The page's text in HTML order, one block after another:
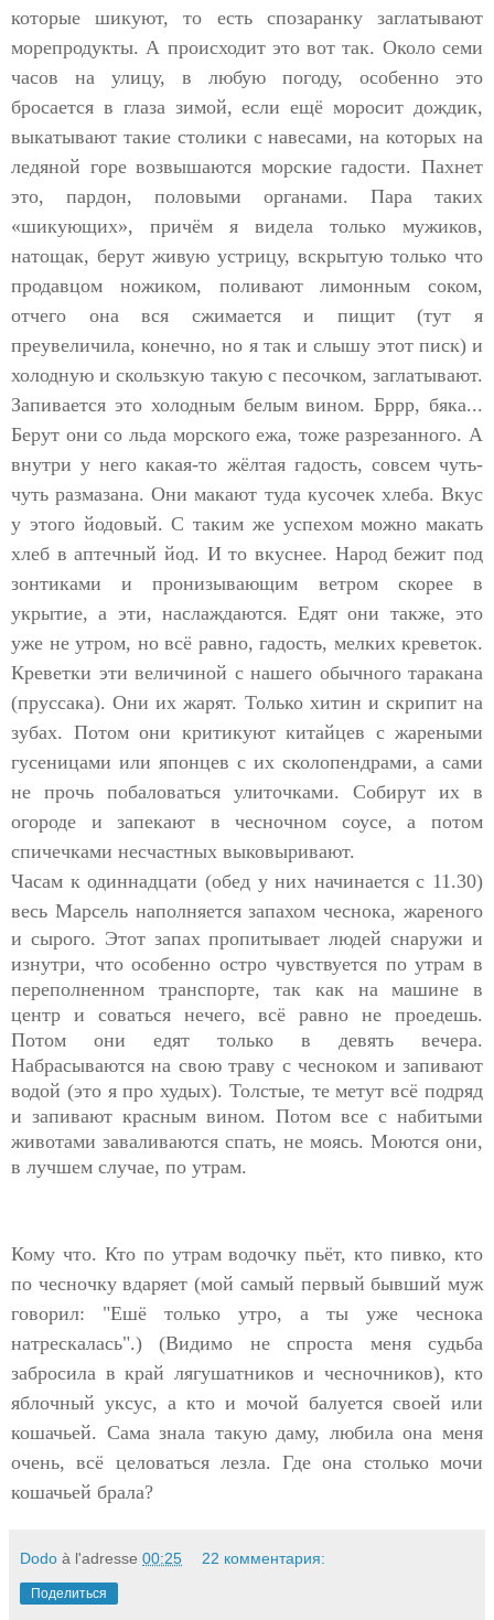
которые шикуют, то есть спозаранку заглатывают
морепродукты. А происходит это вот так. Около семи
часов на улицу, в любую погоду, особенно это
бросается в глаза зимой, если ещё моросит дождик,
выкатывают такие столики с навесами, на которых на
ледяной горе возвышаются морские гадости. Пахнет
это, пардон, половыми органами. Пара таких
«шикующих», причём я видела только мужиков,
натощак, берут живую устрицу, вскрытую только что
продавцом ножиком, поливают лимонным соком,
отчего она вся сжимается и пищит (тут я
преувеличила, конечно, но я так и слышу этот писк) и
холодную и скользкую такую с песочком, заглатывают.
Запивается это холодным белым вином. Бррр, бяка...
Берут они со льда морского ежа, тоже разрезанного. А
внутри у него какая-то жёлтая гадость, совсем чуть-
чуть размазана. Они макают туда кусочек хлеба. Вкус
у этого йодовый. С таким же успехом можно макать
хлеб в аптечный йод. И то вкуснее. Народ бежит под
зонтиками и пронизывающим ветром скорее в
укрытие, а эти, наслаждаются. Едят они также, это
уже не утром, но всё равно, гадость, мелких креветок.
Креветки эти величиной с нашего обычного таракана
(пруссака). Они их жарят. Только хитин и скрипит на
зубах. Потом они критикуют китайцев с жареными
гусеницами или японцев с их сколопендрами, а сами
не прочь побаловаться улиточками. Собирут их в
огороде и запекают в чесночном соусе, а потом
спичечками несчастных выковыривают.
Часам к одиннадцати (обед у них начинается с 11.30)
весь Марсель наполняется запахом чеснока, жареного
и сырого. Этот запах пропитывает людей снаружи и
изнутри, что особенно остро чувствуется по утрам в
переполненном транспорте, так как на машине в
центр и соваться нечего, всё равно не проедешь.
Потом они едят только в девять вечера.
Набрасываются на свою траву с чесноком и запивают
водой (это я про худых). Толстые, те метут всё подряд
и запивают красным вином. Потом все с набитыми
животами заваливаются спать, не моясь. Моются они,
в лучшем случае, по утрам.
Кому что. Кто по утрам водочку пьёт, кто пивко, кто
по чесночку вдаряет (мой самый первый бывший муж
говорил: "Ешё только утро, а ты уже чеснока
натрескалась".) (Видимо не спроста меня судьба
забросила в край лягушатников и чесночников), кто
яблочный уксус, а кто и мочой балуется своей или
кошачьей. Cама знала такую даму, любила она меня
очень, всё целоваться лезла. Где она столько мочи
кошачьей брала?
Dodo à l'adresse 00:25 22 комментария:
Поделиться